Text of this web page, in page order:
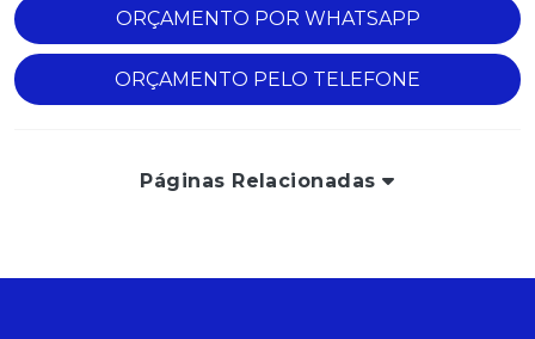
ORÇAMENTO POR WHATSAPP
ORÇAMENTO PELO TELEFONE
Páginas Relacionadas